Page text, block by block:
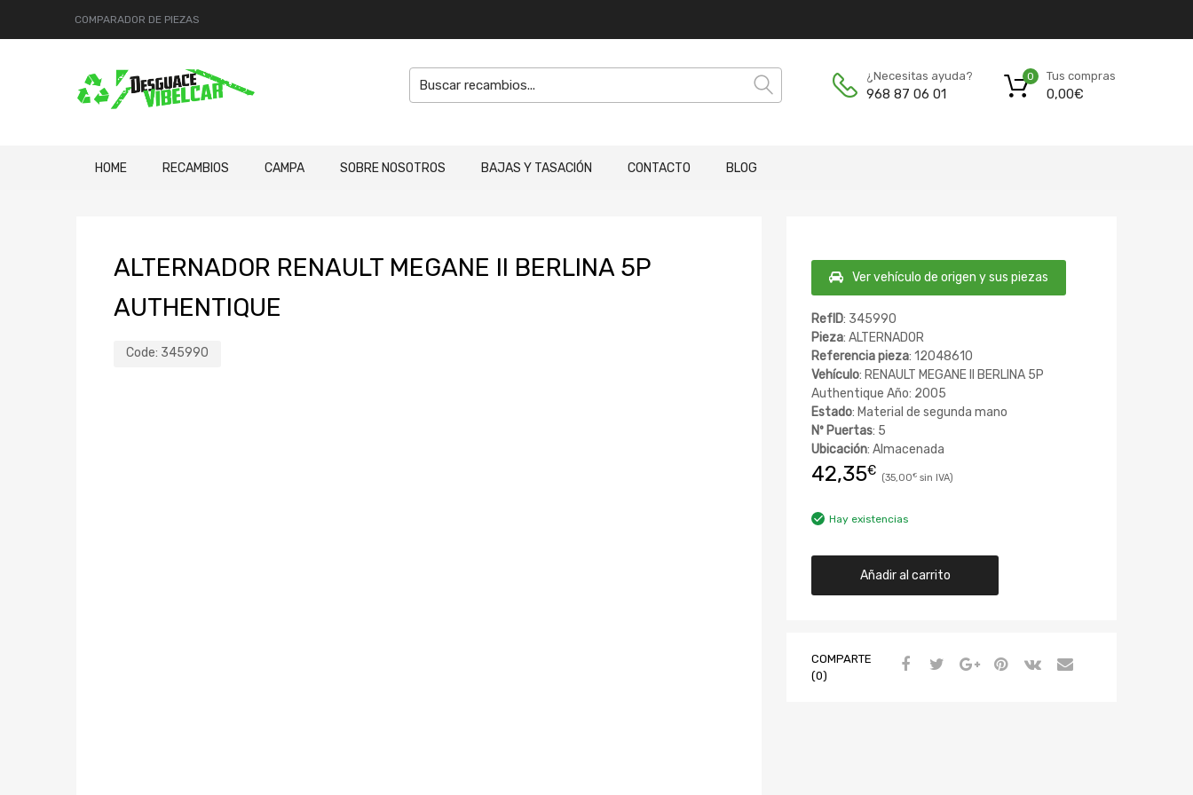
COMPARADOR DE PIEZAS
¿Necesitas ayuda?
968 87 06 01
Tus compras
0,00€
0
HOME RECAMBIOS CAMPA SOBRE NOSOTROS BAJAS Y TASACIÓN CONTACTO BLOG
ALTERNADOR RENAULT MEGANE II BERLINA 5P
AUTHENTIQUE
Code: 345990
Ver vehículo de origen y sus piezas
RefID: 345990
Pieza: ALTERNADOR
Referencia pieza: 12048610
Vehículo: RENAULT MEGANE II BERLINA 5P
Authentique Año: 2005
Estado: Material de segunda mano
Nº Puertas: 5
Ubicación: Almacenada
42,35€ 35,00€
Hay existencias
Añadir al carrito
COMPARTE
(0)